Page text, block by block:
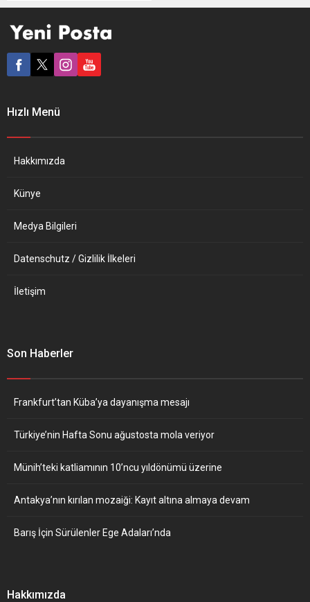
yapılan kripto para bağışı
Şubat’tan bu yana Ukrayna
hükümetine ve orduyu
toplam 59,2...
Hızlı Menü
Hakkımızda
Künye
Medya Bilgileri
Datenschutz / Gizlilik İlkeleri
İletişim
Son Haberler
Frankfurt’tan Küba’ya dayanışma mesajı
Türkiye’nin Hafta Sonu ağustosta mola veriyor
Münih’teki katliamının 10’ncu yıldönümü üzerine
Antakya’nın kırılan mozaiği: Kayıt altına almaya devam
Barış İçin Sürülenler Ege Adaları’nda
Hakkımızda